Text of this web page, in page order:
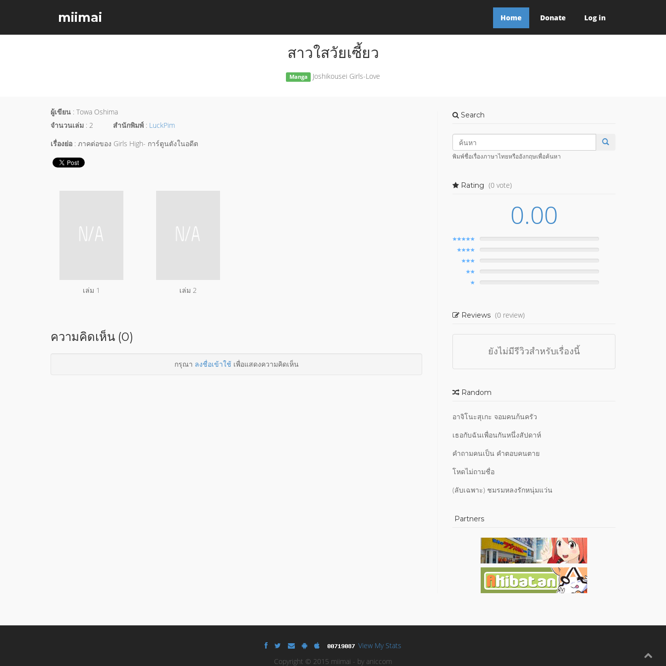
miimai Home Donate Log in
สาวใสวัยเซี้ยว
Manga Joshikousei Girls-Love
ผู้เขียน : Towa Oshima
จำนวนเล่ม : 2 สำนักพิมพ์ : LuckPim
เรื่องย่อ : ภาคต่อของ Girls High- การ์ตูนตังในอดีต
เล่ม 1 เล่ม 2
ความคิดเห็น (0)
กรุณา ลงชื่อเข้าใช้เพื่อแสดงความคิดเห็น
Search
พิมพ์ชื่อเรื่องภาษาไทยหรืออังกฤษเพื่อค้นหา
Rating (0 vote)
0.00
Reviews (0 review)
ยังไม่มีรีวิวสำหรับเรื่องนี้
Random
อาจิโนะสุเกะ จอมคนก้นครัว
เธอกับฉันเพื่อนกันหนึ่งสัปดาห์
คำถามคนเป็น คำตอบคนตาย
โหดไม่ถามชื่อ
(ลับเฉพาะ) ชมรมหลงรักหนุ่มแว่น
Partners
View My Stats
Copyright © 2015 miimai - by aniccom